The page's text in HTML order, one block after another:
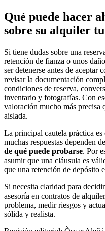
Qué puede hacer
sobre su alquiler
Si tiene dudas sobre una
retención de fianza o unos
ser detenerse antes de aceptar
revisar la documentación
condiciones de reserva,
inventario y fotografías. Con
valoración mucho más precisa
aislada.
La principal cautela práctica
muchas respuestas dependen de
de qué puede probarse. Por
asumir que una cláusula es
que una retención de depósito
Si necesita claridad para
asesoría en contratos de
problema, medir riesgos y
sólida y realista.